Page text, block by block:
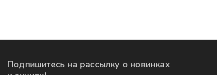
Подпишитесь на рассылку о новинках